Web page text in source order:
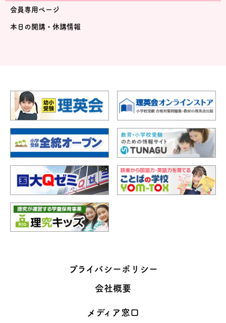
会員専用ページ
本日の開講・休講情報
プライバシーポリシー
会社概要
メディア窓口